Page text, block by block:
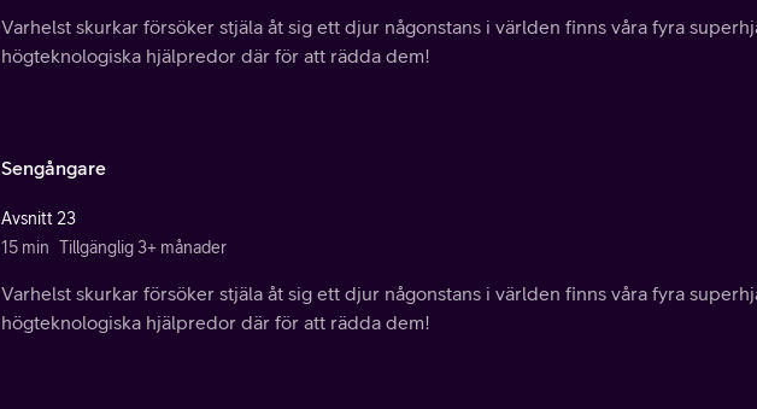
Varhelst skurkar försöker stjäla åt sig ett djur någonstans i världen finns våra fyra
högteknologiska hjälpredor där för att rädda dem!
Sengångare
Avsnitt 23
15 min Tillgänglig 3+ månader
Varhelst skurkar försöker stjäla åt sig ett djur någonstans i världen finns våra fyra
högteknologiska hjälpredor där för att rädda dem!